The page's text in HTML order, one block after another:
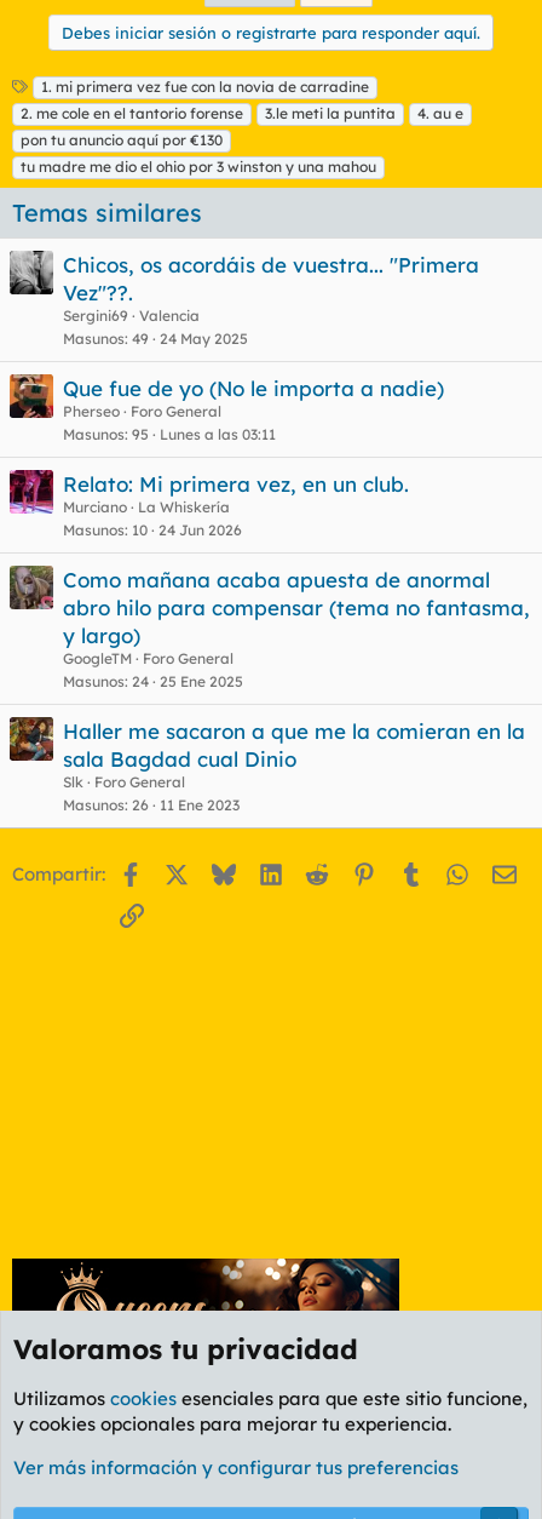
Debes iniciar sesión o registrarte para responder aquí.
E
t
i
q
u
e
t
a
s
1. mi primera vez fue con la novia de carradine
2. me cole en el tantorio forense
3.le meti la puntita
4. au e
pon tu anuncio aquí por €130
tu madre me dio el ohio por 3 winston y una mahou
Temas similares
Chicos, os acordáis de vuestra... "Primera
Vez"??.
Sergini69
Valencia
Masunos 49 24 May 2025
Que fue de yo (No le importa a nadie)
Pherseo
Foro General
Masunos 95 Lunes a las 03:11
Relato: Mi primera vez, en un club.
Murciano
La Whiskería
Masunos 10 24 Jun 2026
Como mañana acaba apuesta de anormal
abro hilo para compensar (tema no fantasma,
y largo)
GoogleTM
Foro General
Masunos 24 25 Ene 2025
Haller me sacaron a que me la comieran en la
sala Bagdad cual Dinio
Slk
Foro General
Masunos 26 11 Ene 2023
Compartir: Facebook BlueskyLinkedIn
Reddit Pinterest
Tumblr
Enlace
Foro General
Cookies
PL OLDSTYLE AMARILLO
Valoramos tu privacidad
Utilizamos cookies esenciales para que este sitio funcione,
y cookies opcionales para mejorar tu experiencia.
Ver más información y configurar tus preferencias